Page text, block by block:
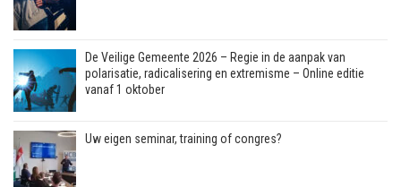
De Veilige Gemeente 2026 – Regie in de aanpak van
polarisatie, radicalisering en extremisme – Online editie
vanaf 1 oktober
Uw eigen seminar, training of congres?